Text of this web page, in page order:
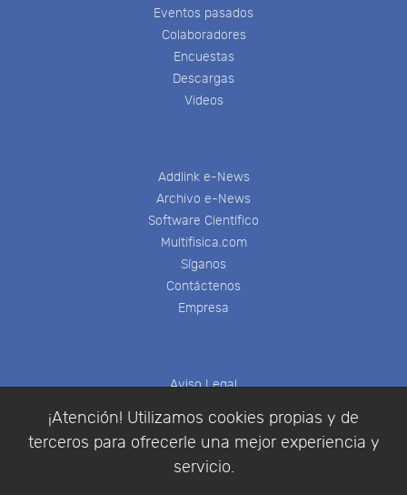
¡Atención! Utilizamos cookies propias y de
terceros para ofrecerle una mejor experiencia y
servicio.
Eventos pasados
Colaboradores
Encuestas
Descargas
Videos
Addlink e-News
Archivo e-News
Software Científico
Multifisica.com
Síganos
Contáctenos
Empresa
Aviso Legal
Política de Privacidad
Condiciones de compra
Identificarse